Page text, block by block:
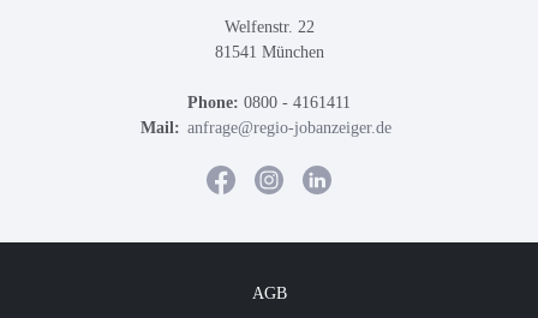
Welfenstr. 22
81541 München
Phone: 0800 - 4161411
Mail: anfrage@regio-jobanzeiger.de
AGB